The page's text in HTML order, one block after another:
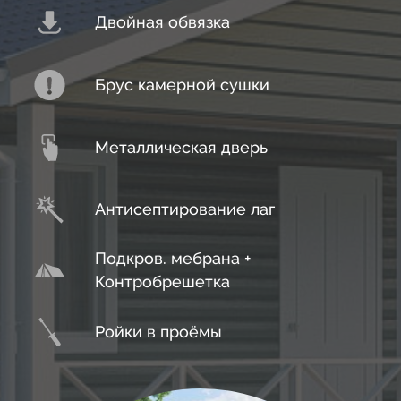
13
14
15
16
17
18
10
11
12
13
14
15
16
02
03
04
05
06
07
08
Двойная обвязка
Брус камерной сушки
Металлическая дверь
Антисептирование лаг
Подкров. мебрана +
Контробрешетка
Ройки в проёмы